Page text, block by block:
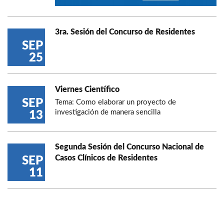
SEP
25
3ra. Sesión del Concurso de Residentes
SEP
13
Viernes Científico
Tema: Como elaborar un proyecto de
investigación de manera sencilla
SEP
11
Segunda Sesión del Concurso Nacional de
Casos Clínicos de Residentes